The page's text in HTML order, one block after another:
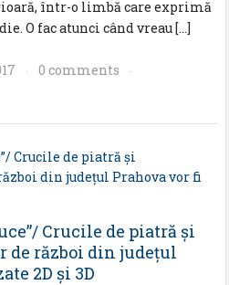
într-o limbă care exprimă
O fac atunci când vreau […]
· 0 comments ·
Crucile de piatră şi
de război din judeţul
2D şi 3D